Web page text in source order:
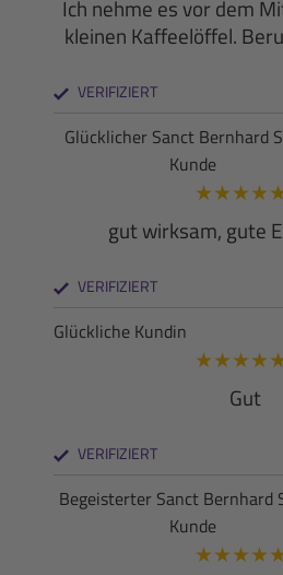
Ich nehme es vor dem
kleinen Kaffeelöffel.
VERIFIZIERT
Glücklicher Sanct Bernhard
Kunde
★★★★
gut wirksam, gute
VERIFIZIERT
Glückliche Kundin
★★★★
Gut
VERIFIZIERT
Begeisterter Sanct Bernhard
Kunde
★★★★